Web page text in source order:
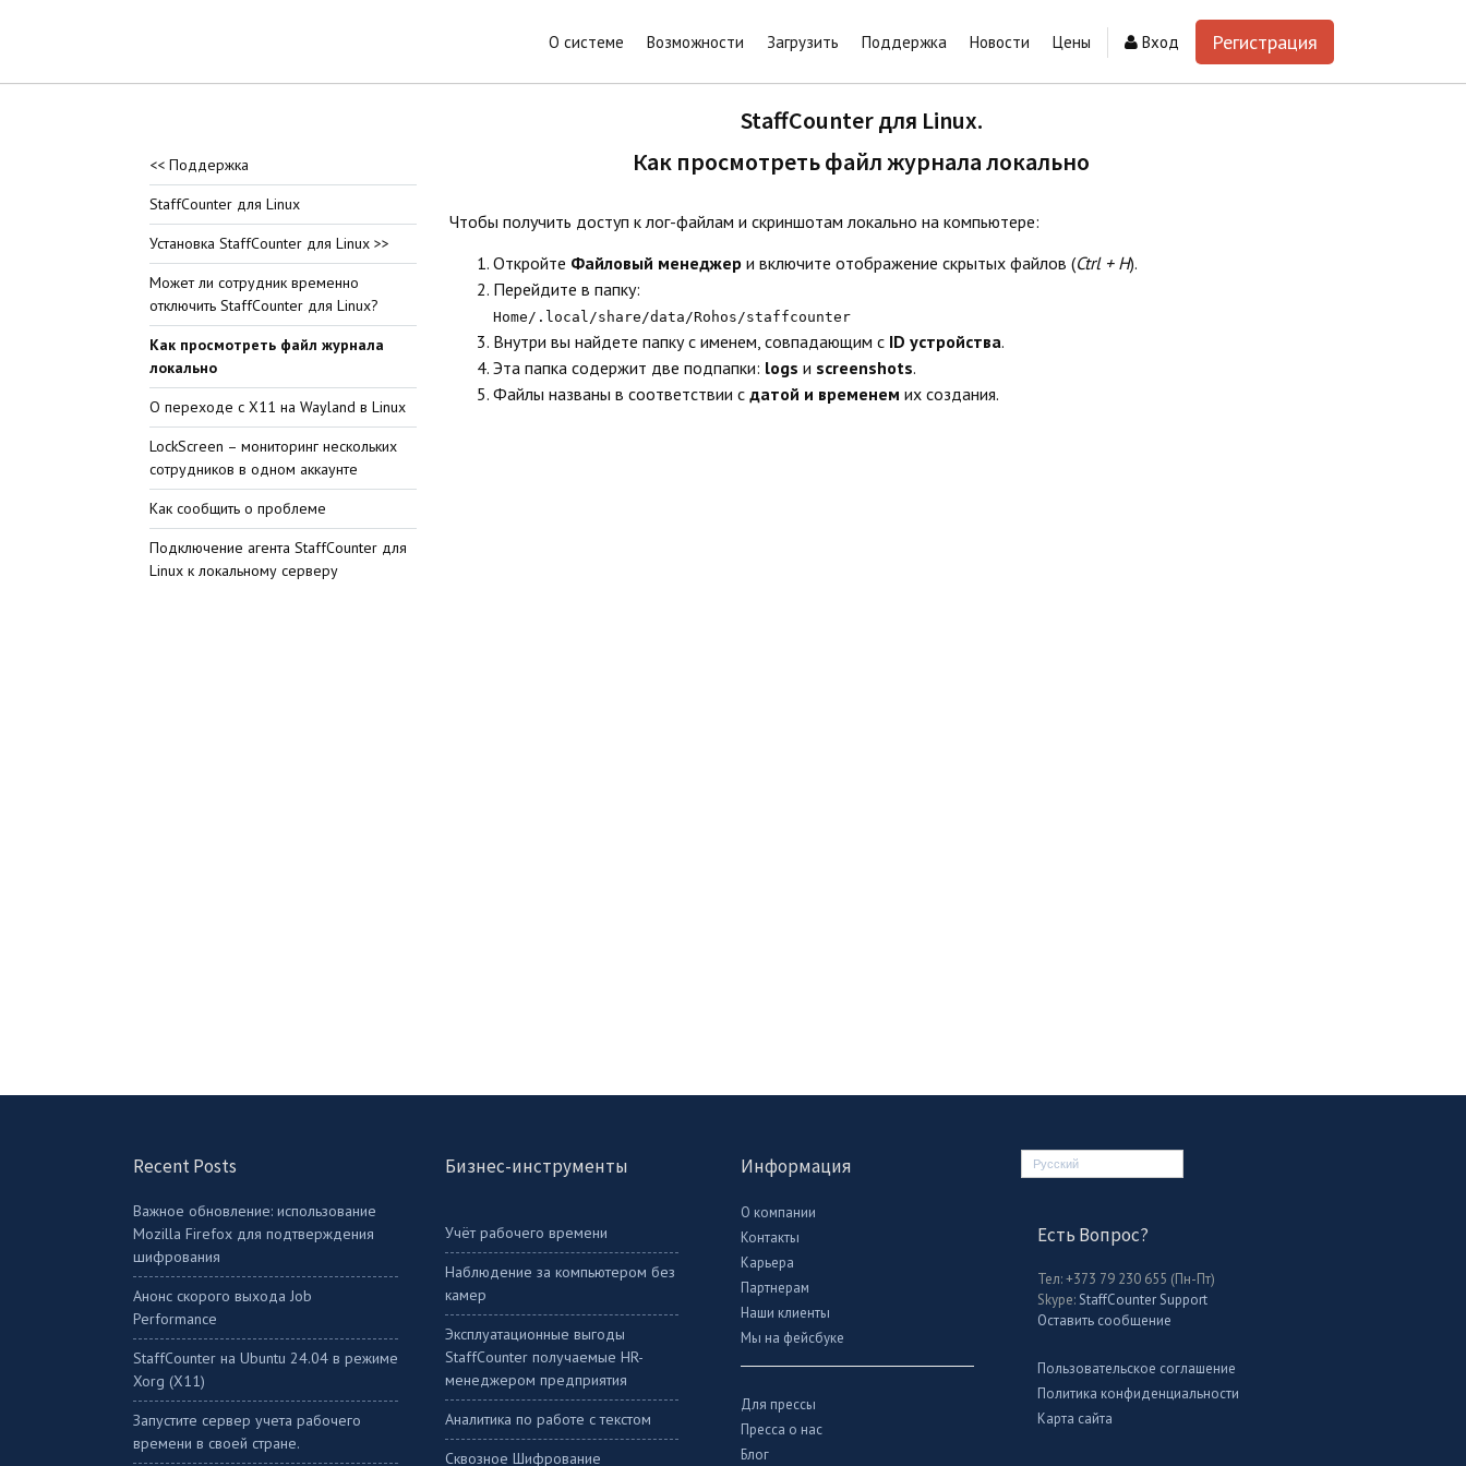
Регистрация
Вход
О системе Возможности Загрузить Поддержка Новости Цены
<< Поддержка
StaffCounter для Linux
Установка StaffCounter для Linux >>
Может ли сотрудник временно
отключить StaffCounter для Linux?
Как просмотреть файл журнала
локально
О переходе с X11 на Wayland в Linux
LockScreen – мониторинг нескольких
сотрудников в одном аккаунте
Как сообщить о проблеме
Подключение агента StaffCounter для
Linux к локальному серверу
StaffCounter для Linux.
Как просмотреть файл журнала локально
Чтобы получить доступ к лог-файлам и скриншотам локально на компьютере:
Откройте Файловый менеджери включите отображение скрытых файлов (Ctrl + H).
Перейдите в папку:
Home/.local/share/data/Rohos/staffcounter
Внутри вы найдете папку с именем, совпадающим с ID устройства.
Эта папка содержит две подпапки: logs и screenshots.
Файлы названы в соответствии с датой и временем их создания.
Recent Posts
Важное обновление: использование
Mozilla Firefox для подтверждения
шифрования
Анонс скорого выхода Job
Performance
StaffСounter на Ubuntu 24.04 в режиме
Xorg (X11)
Запустите сервер учета рабочего
времени в своей стране.
Бизнес-инструменты
Учёт рабочего времени
Наблюдение за компьютером без
камер
Эксплуатационные выгоды
StaffCounter получаемые HR-
менеджером предприятия
Аналитика по работе с текстом
Сквозное Шифрование
Информация
О компании
Контакты
Карьера
Партнерам
Наши клиенты
Мы на фейсбуке
Для прессы
Пресса о нас
Блог
Русский
Есть Вопрос?
Тел: +373 79 230 655 (Пн-Пт)
Skype:StaffCounter Support
Оставить сообщение
Пользовательское соглашение
Политика конфиденциальности
Карта сайта